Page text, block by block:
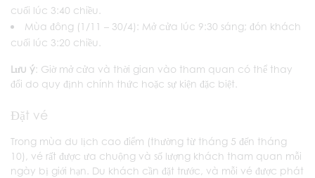
cuối lúc 3:40 chiều.
Mùa đông (1/11 – 30/4): Mở cửa lúc 9:30 sáng; đón khách
cuối lúc 3:20 chiều.
Lưu ý: Giờ mở cửa và thời gian vào tham quan có thể thay
đổi do quy định chính thức hoặc sự kiện đặc biệt.
Đặt vé
Trong mùa du lịch cao điểm (thường từ tháng 5 đến tháng
10), vé rất được ưa chuộng và số lượng khách tham quan mỗi
ngày bị giới hạn. Du khách cần đặt trước, và mỗi vé được phát